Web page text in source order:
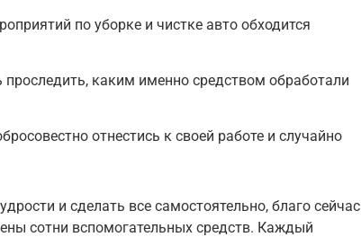
по уборке и чистке авто обходится
проследить, каким именно средством обработали
отнестись к своей работе и случайно
и сделать все самостоятельно, благо сейчас
сотни вспомогательных средств. Каждый